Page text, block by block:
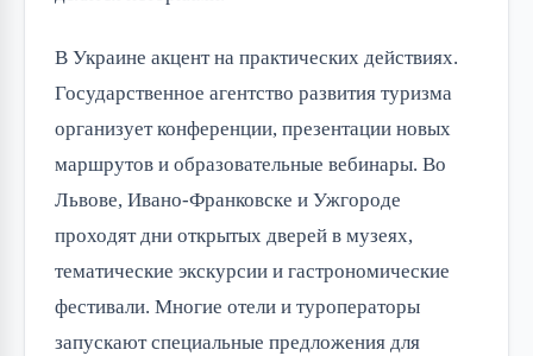
В Украине акцент на практических действиях.
Государственное агентство развития туризма
организует конференции, презентации новых
маршрутов и образовательные вебинары. Во
Львове, Ивано-Франковске и Ужгороде
проходят дни открытых дверей в музеях,
тематические экскурсии и гастрономические
фестивали. Многие отели и туроператоры
запускают специальные предложения для